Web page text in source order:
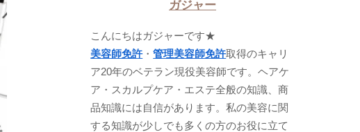
ガジャー
こんにちはガジャーです★
美容師免許・管理美容師免許取得のキャリ
ア20年のベテラン現役美容師です。ヘアケ
ア・スカルプケア・エステ全般の知識、商
品知識には自信があります。私の美容に関
する知識が少しでも多くの方のお役に立て